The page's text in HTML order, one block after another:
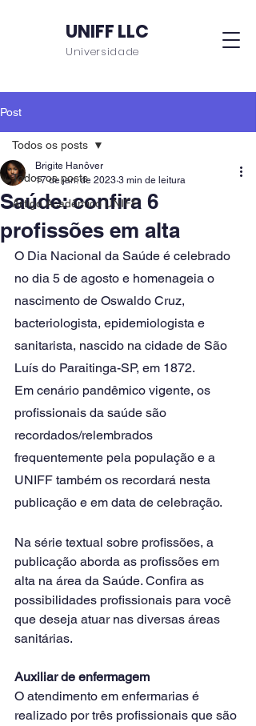
UNIFF LLC
Universidade
Post
Todos os posts
Artigo Acadêmico UNIFF
Todos os posts
Saúde: confira 6
profissões em alta
Brigite Hanôver
17 de jan. de 2023 3 min de leitura
O Dia Nacional da Saúde é celebrado
no dia 5 de agosto e homenageia o
nascimento de Oswaldo Cruz,
bacteriologista, epidemiologista e
sanitarista, nascido na cidade de São
Luís do Paraitinga-SP, em 1872.
Em cenário pandêmico vigente, os
profissionais da saúde são
recordados/relembrados
frequentemente pela população e a
UNIFF também os recordará nesta
publicação e em data de celebração.
Na série textual sobre profissões, a
publicação aborda as profissões em
alta na área da Saúde. Confira as
possibilidades profissionais para você
que deseja atuar nas diversas áreas
sanitárias.
Auxiliar de enfermagem
O atendimento em enfermarias é
realizado por três profissionais que são